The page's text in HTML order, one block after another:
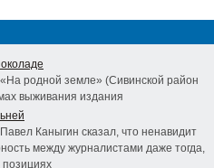
родной земле» (Сивинской район
выживания издания
Каныгин сказал, что ненавидит
между журналистами даже тогда,
позициях